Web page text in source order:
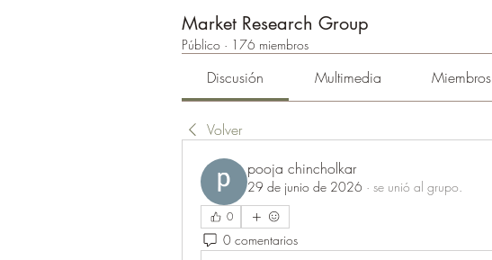
Market Research Group
Público · 176 miembros
Discusión Multimedia Miembros
Volver
pooja chincholkar
29 de junio de 2026 · se unió al grupo.
0
0 comentarios